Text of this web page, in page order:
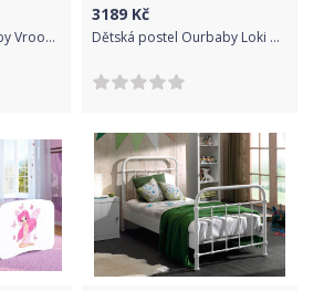
Dětská postel Ourbaby Vroom bílá 160x70 cm
3189 Kč
Dětská postel Ourbaby Loki bílá 180x80 cm